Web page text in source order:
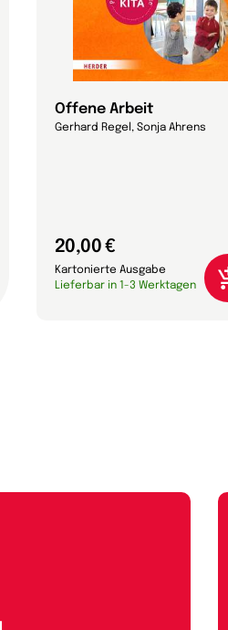
Offene Arbeit
Gerhard Regel, Sonja Ahrens
20,00 €
Kartonierte Ausgabe
Lieferbar in 1-3 Werktagen